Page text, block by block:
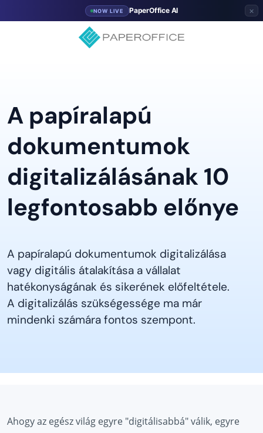
NOW LIVE PaperOffice AI ×
A papíralapú
dokumentumok
digitalizálásának 10
legfontosabb előnye
A papíralapú dokumentumok digitalizálása
vagy digitális átalakítása a vállalat
hatékonyságának és sikerének előfeltétele.
A digitalizálás szükségessége ma már
mindenki számára fontos szempont.
Ahogy az egész világ egyre "digitálisabbá" válik, egyre